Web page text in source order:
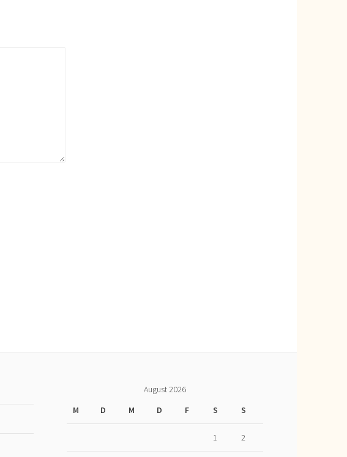
August 2026
M
D M D F S S
1 2